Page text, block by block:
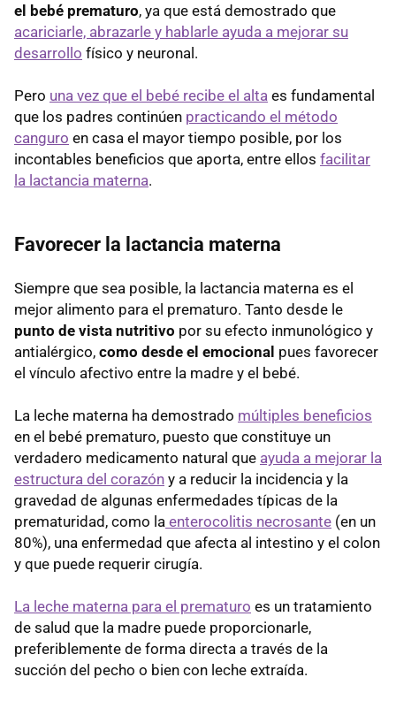
el bebé prematuro, ya que está demostrado que
acariciarle, abrazarle y hablarle ayuda a mejorar su
desarrollo físico y neuronal.
Pero una vez que el bebé recibe el alta es fundamental
que los padres continúen practicando el método
canguro en casa el mayor tiempo posible, por los
incontables beneficios que aporta, entre ellos facilitar
la lactancia materna.
Favorecer la lactancia materna
Siempre que sea posible, la lactancia materna es el
mejor alimento para el prematuro. Tanto desde le
punto de vista nutritivo por su efecto inmunológico y
antialérgico, como desde el emocional pues favorecer
el vínculo afectivo entre la madre y el bebé.
La leche materna ha demostrado múltiples beneficios
en el bebé prematuro, puesto que constituye un
verdadero medicamento natural que ayuda a mejorar la
estructura del corazón y a reducir la incidencia y la
gravedad de algunas enfermedades típicas de la
prematuridad, como la enterocolitis necrosante (en un
80%), una enfermedad que afecta al intestino y el colon
y que puede requerir cirugía.
La leche materna para el prematuro es un tratamiento
de salud que la madre puede proporcionarle,
preferiblemente de forma directa a través de la
succión del pecho o bien con leche extraída.